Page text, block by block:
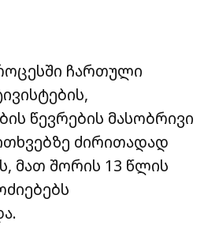
ჩართული
წევრების მასობრივი
ძირითადად
მათ შორის 13 წლის